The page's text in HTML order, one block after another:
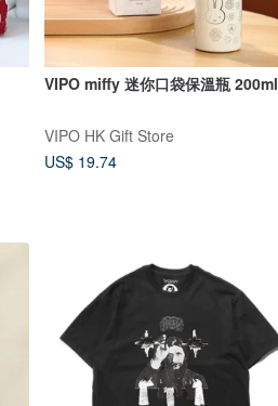
VIPO miffy 迷你口袋保溫瓶 200ml
VIPO HK Gift Store
US$ 19.74